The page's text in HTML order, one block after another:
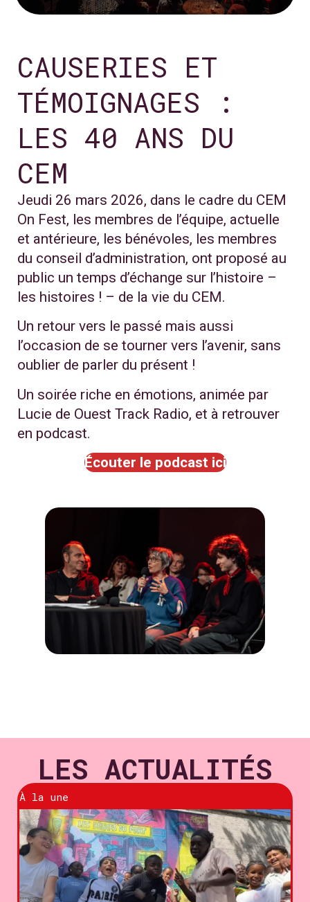
CAUSERIES ET
TÉMOIGNAGES :
LES 40 ANS DU
CEM
Jeudi 26 mars 2026, dans le cadre du CEM
On Fest, les membres de l’équipe, actuelle
et antérieure, les bénévoles, les membres
du conseil d’administration, ont proposé au
public un temps d’échange sur l’histoire –
les histoires ! – de la vie du CEM.
Un retour vers le passé mais aussi
l’occasion de se tourner vers l’avenir, sans
oublier de parler du présent !
Un soirée riche en émotions, animée par
Lucie de Ouest Track Radio, et à retrouver
en podcast.
Écouter le podcast ici
LES ACTUALITÉS
À la une